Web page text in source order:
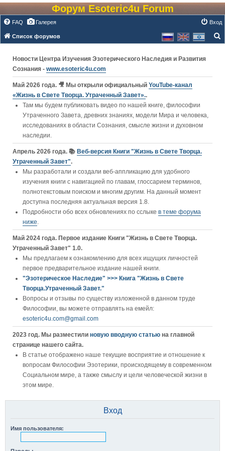
Форум Esoteric4u Forum
FAQ Галерея Вход
Список форумов
Новости Центра Изучения Эзотерического Наследия и Развития
Сознания - www.esoteric4u.com
Май 2026 года. 🎥 Мы открыли официальный YouTube‑канал
«Жизнь в Свете Творца. Утраченный Завет»..
Там мы будем публиковать видео по нашей книге, философии
Утраченного Завета, древних знаниях, модели Мира и человека,
исследованиях в области Сознания, смысле жизни и духовном
наследии.
Апрель 2026 года. 📚 Веб-версия Книги "Жизнь в Свете Творца.
Утраченный Завет".
Мы разработали и создали веб-аппликацию для удобного
изучения книги c навигацией по главам, глоссарием терминов,
полнотекстовым поиском и многим другим. На данный момент
доступна последняя актуальная версия 1.8.
Подробности обо всех обновлениях по сслыке в теме форума
ниже.
Май 2024 года. Первое издание Книги "Жизнь в Свете Творца.
Утраченный Завет" 1.0.
Мы предлагаем к ознакомлению для всех ищущих личностей
первое предварительное издание нашей книги.
"Эзотерическое Наследие" >>> Книга "Жизнь в Свете
Творца.Утраченный Завет."
Вопросы и отзывы по существу изложенной в данном труде
Философии, вы можете отправлять на емейл:
esoteric4u.com@gmail.com
2023 год. Мы разместили новую вводную статью на главной
странице нашего сайта.
В статье отображено наше текущие восприятие и отношение к
вопросам Философии Эзотерики, происходящему в современном
Социальном мире, а также смыслу и цели человеческой жизни в
этом мире.
Вход
Имя пользователя: